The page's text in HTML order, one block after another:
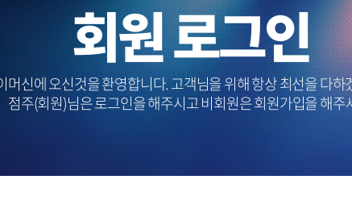
회원 로그인
머신에 오신것을 환영합니다. 고객님을 위해 항상 최선을 다하
점주(회원)님은 로그인을 해주시고 비회원은 회원가입을 해주